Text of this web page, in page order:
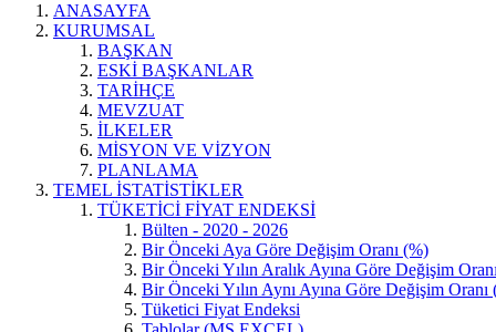
ANASAYFA
KURUMSAL
BAŞKAN
ESKİ BAŞKANLAR
TARİHÇE
MEVZUAT
İLKELER
MİSYON VE VİZYON
PLANLAMA
TEMEL İSTATİSTİKLER
TÜKETİCİ FİYAT ENDEKSİ
Bülten - 2020 - 2026
Bir Önceki Aya Göre Değişim Oranı (%)
Bir Önceki Yılın Aralık Ayına Göre Değişim
Bir Önceki Yılın Aynı Ayına Göre Değişim Oranı
Tüketici Fiyat Endeksi